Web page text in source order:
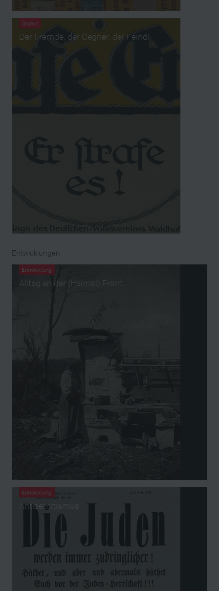
Objekt
Der Fremde, der Gegner, der Feind!
Entwicklungen
Entwicklung
Alltag an der (Heimat) Front
Entwicklung
Antisemitismus